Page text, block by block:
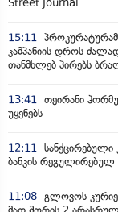
Street Journal
15:11
პროკურატურამ
კამპანიის დროს
თანმხლებ პირებს
13:41
თეირანი
უყენებს
12:11
ბანკის რეგულირებულ
11:08 გლოვოს